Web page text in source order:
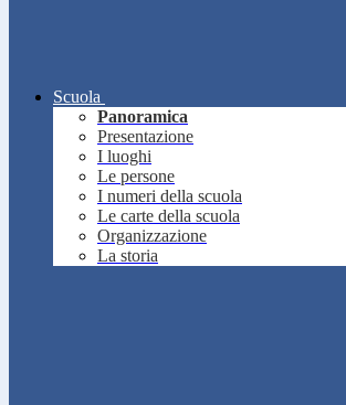
Scuola
Panoramica
Presentazione
I luoghi
Le persone
I numeri della scuola
Le carte della scuola
Organizzazione
La storia